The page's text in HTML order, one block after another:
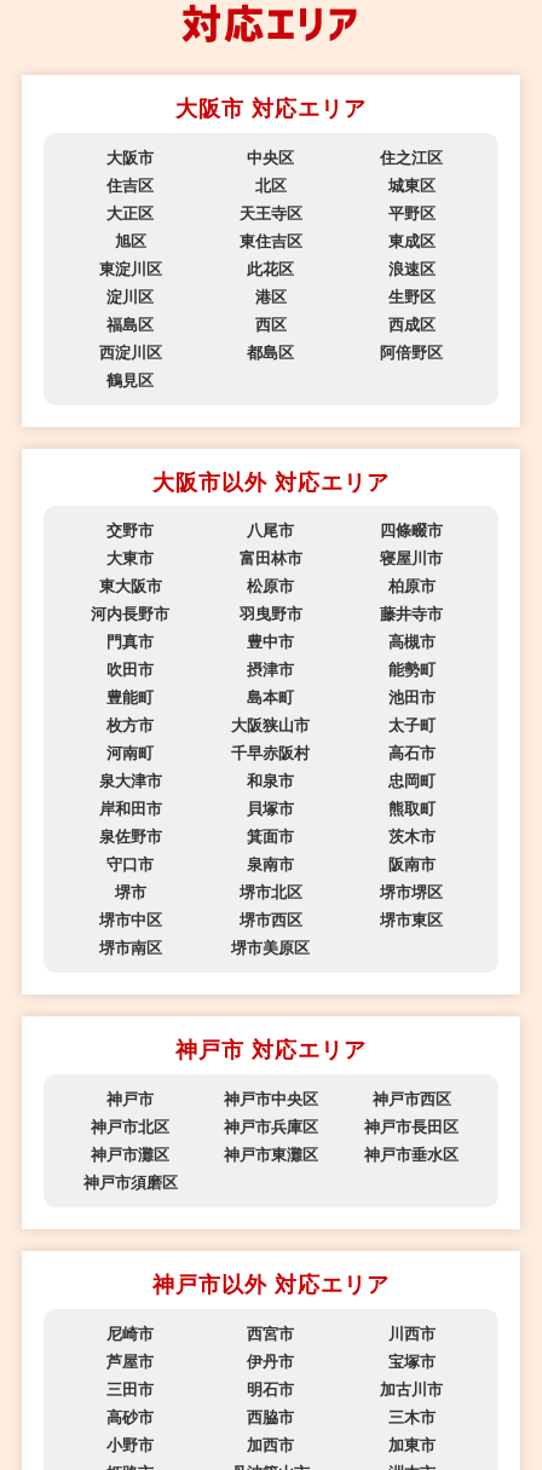
対応エリア
大阪市 対応エリア
大阪市 中央区
住之江区
住吉区
北区
城東区
大正区
天王寺区
平野区
旭区
東住吉区
東成区
東淀川区
此花区
浪速区
淀川区
港区
生野区
福島区
西区
西成区
西淀川区
都島区
阿倍野区
鶴見区
大阪市以外 対応エリア
交野市 八尾市
四條畷市
大東市
富田林市
寝屋川市
東大阪市
松原市
柏原市
河内長野市
羽曳野市
藤井寺市
門真市
豊中市
高槻市
吹田市
摂津市
能勢町
豊能町
島本町
池田市
枚方市
大阪狭山市
太子町
河南町
千早赤阪村
高石市
泉大津市
和泉市
忠岡町
岸和田市
貝塚市
熊取町
泉佐野市
箕面市
茨木市
守口市
泉南市
阪南市
堺市
堺市北区
堺市堺区
堺市中区
堺市西区
堺市東区
堺市南区
堺市美原区
神戸市 対応エリア
神戸市 神戸市中央区
神戸市西区
神戸市北区
神戸市兵庫区
神戸市長田区
神戸市灘区
神戸市東灘区
神戸市垂水区
神戸市須磨区
神戸市以外 対応エリア
尼崎市 西宮市
川西市
芦屋市
伊丹市
宝塚市
三田市
明石市
加古川市
高砂市
西脇市
三木市
小野市
加西市
加東市